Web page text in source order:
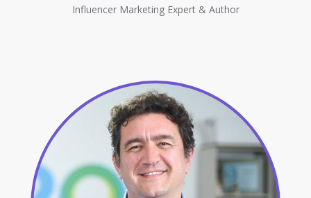
Influencer Marketing Expert & Author